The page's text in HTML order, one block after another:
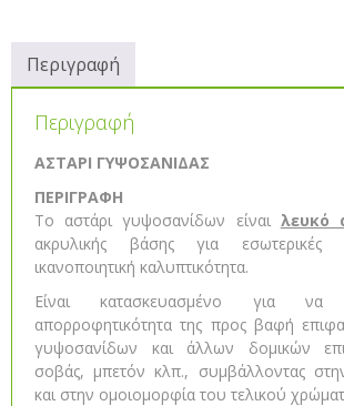
Περιγραφή
Περιγραφή
ΑΣΤΑΡΙ ΓΥΨΟΣΑΝΙΔΑΣ
ΠΕΡΙΓΡΑΦΗ
Το αστάρι γυψοσανίδων είναι λευκό
ακρυλικής βάσης για εσωτερικές
ικανοποιητική καλυπτικότητα.
Είναι κατασκευασμένο για να
απορροφητικότητα της προς βαφή
γυψοσανίδων και άλλων δομικών
σοβάς, μπετόν κλπ., συμβάλλοντας
και στην ομοιομορφία του τελικού